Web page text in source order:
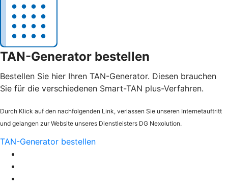
TAN-Generator bestellen
Bestellen Sie hier Ihren TAN-Generator. Diesen brauchen
Sie für die verschiedenen Smart-TAN plus-Verfahren.
Durch Klick auf den nachfolgenden Link, verlassen Sie unseren Internetauftritt
und gelangen zur Website unseres Dienstleisters DG Nexolution.
TAN-Generator bestellen